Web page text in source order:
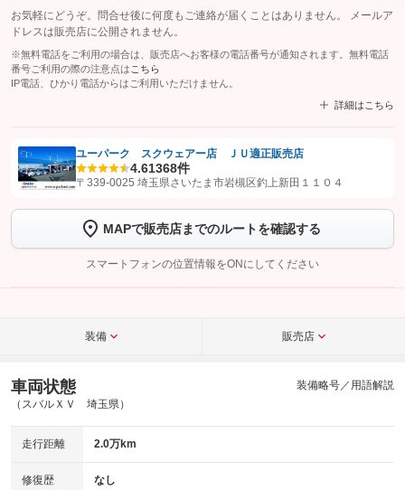
お気軽にどうぞ。問合せ後に何度もご連絡が届くことはありません。 メールア
ドレスは販売店に公開されません。
※無料電話をご利用の場合は、販売店へお客様の電話番号が通知されます。無料電話
番号ご利用の際の注意点は こちら
IP電話、ひかり電話からはご利用いただけません。
詳細はこちら
【STEP1】認証画面でグーネットを友だち追加してから「許可する」ボタンを押
トーク画面で
ボタンをタップして問い合わせを
完了してください。
こちら
ユーパーク スクウェアー店 ＪＵ適正販売店
4.61368件
〒339-0025 埼玉県さいたま市岩槻区釣上新田１１０４
MAPで販売店までのルートを確認する
スマートフォンの位置情報をONにしてください
装備 販売店
車両状態
（スバルＸＶ 埼玉県）
装備略号／用語解説
走行距離 2.0万km
修復歴 なし